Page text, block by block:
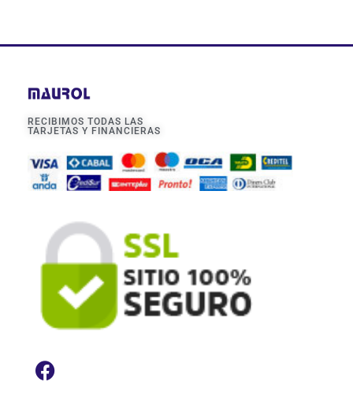
RECIBIMOS TODAS LAS
TARJETAS Y FINANCIERAS